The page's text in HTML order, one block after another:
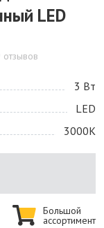
LED
отзывов
3 Bт
LED
3000K
Большой
ассортимент